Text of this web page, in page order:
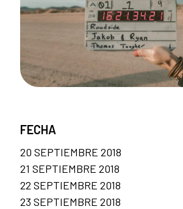
FECHA
20 SEPTIEMBRE 2018
21 SEPTIEMBRE 2018
22 SEPTIEMBRE 2018
23 SEPTIEMBRE 2018